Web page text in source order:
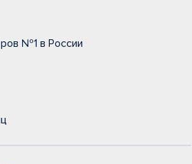
№1 в России